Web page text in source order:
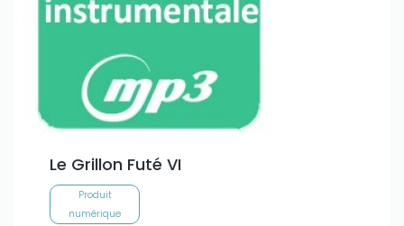
Le Grillon Futé VI
Produit
numérique